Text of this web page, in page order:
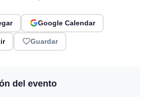
Google Calendar
Guardar
del evento